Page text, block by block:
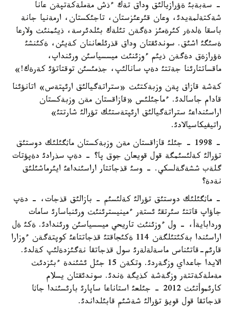
- سةبةبئ ةؤرازيالئق وداق تةك ءذش مةملةكةتپةن عانا
شةكتةلمةيدئ، وعان قئرعئزستان، تاجئكستان، ارمةنيا جانة
باسقا ةلدةر كئرةمئز دةگةن تئلةك بئلدئرسة، ذيئمنئث ولارعا
ةسئگئ اشئق. سوندئقتان وداق قذرئلعاننان كةيئن، ةكئنشئ
ةؤرازةق دةگةن ذيئم ءوزئنئث ميسسياسئن ورئنداپ،
ماقساتتارئنا جةتتئ دةپ سانالئپ، جذمئسئن توقتاتؤئ كةرةك!»
كةشة قازاق پةن وزبةكتئث «ستراتةگيالئق ارئپتةس» اتانؤئنا
قادام جاسالدئ. ءماجئلئس «قازاقستان مةن وزبةكستان
اراسئنداعئ ستراتةگيالئق ارئپتةستئك تؤرالئ شارتتئ»
راتيفيكاسيالادئ.
- 1998 - جئلئ قازاقستان مةن وزبةكستان ماثگئلئك دوستئق
تؤرالئ كةلئسئمگة قول قويعان جوق پا؟ - دةپ سذرادئ دةپؤتات
گلةب ششةگةلسكي. - وسئ قذجاتتار اراسئنداعئ ايئرماشئلئق
نةدة؟
- ماثگئلئك دوستئق تؤرالئ كةلئسئم - بازالئق قذجات، - دةپ
جاؤاپ قاتتئ سئرتقئ ئستةر ءمينيسترئنئث ورئنباسارئ سامات
وردابايةأ، - ول ءوزئنئث تاريحي ميسسياسئن ورئندادئ. ةكئ ةل
اراسئندا بةكئتئلگةن 114 ةكئجاقتئ قذجاتتاعئ كوپتةگةن ءوزارا
قارئم-قاتئناس ماسةلةلةرئ سول قذجاتقا نةگئزدةلئپ كةلدئ.
الايدا جاعداي وزگةردئ. وتكةن 15 جئل ئشئندة ءبئزدئث
مةملةكةتتةر وزگةشة كذيگة ةندئ. سوندئقتان يسلام
كارئموأتئث 2012 - جئلعئ استاناعا ساپارئ بارئسئندا جاثا
قذجاتقا قول قويؤ تؤرالئ شةشئم قابئلداندئ.